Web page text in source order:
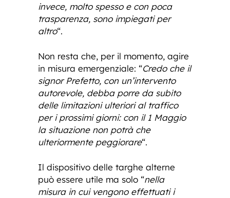
invece, molto spesso e con poca
trasparenza, sono impiegati per
altro“.
Non resta che, per il momento, agire
in misura emergenziale: “Credo che il
signor Prefetto, con un’intervento
autorevole, debba porre da subito
delle limitazioni ulteriori al traffico
per i prossimi giorni: con il 1 Maggio
la situazione non potrà che
ulteriormente peggiorare“.
Il dispositivo delle targhe alterne
può essere utile ma solo “nella
misura in cui vengono effettuati i